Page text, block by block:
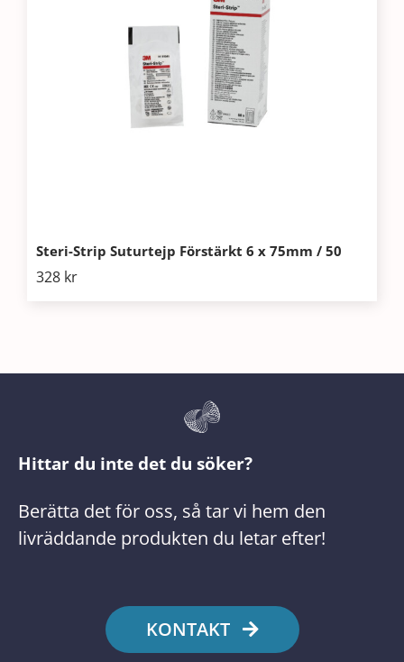
Steri-Strip Suturtejp Förstärkt 6 x 75mm / 50
328 kr
Hittar du inte det du söker?
Berätta det för oss, så tar vi hem den
livräddande produkten du letar efter!
KONTAKT